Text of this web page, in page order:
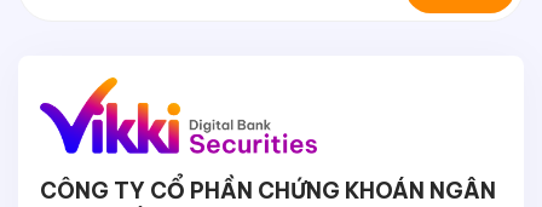
CÔNG TY CỔ PHẦN CHỨNG KHOÁN NGÂN